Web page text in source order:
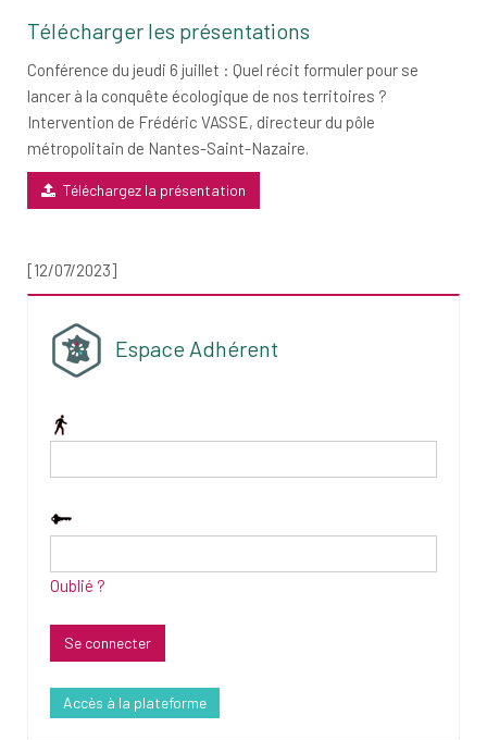
Télécharger les présentations
Conférence du jeudi 6 juillet : Quel récit formuler pour se
lancer à la conquête écologique de nos territoires ?
Intervention de Frédéric VASSE, directeur du pôle
métropolitain de Nantes-Saint-Nazaire.
Téléchargez la présentation
[12/07/2023]
Espace Adhérent
Oublié ?
Accès à la plateforme